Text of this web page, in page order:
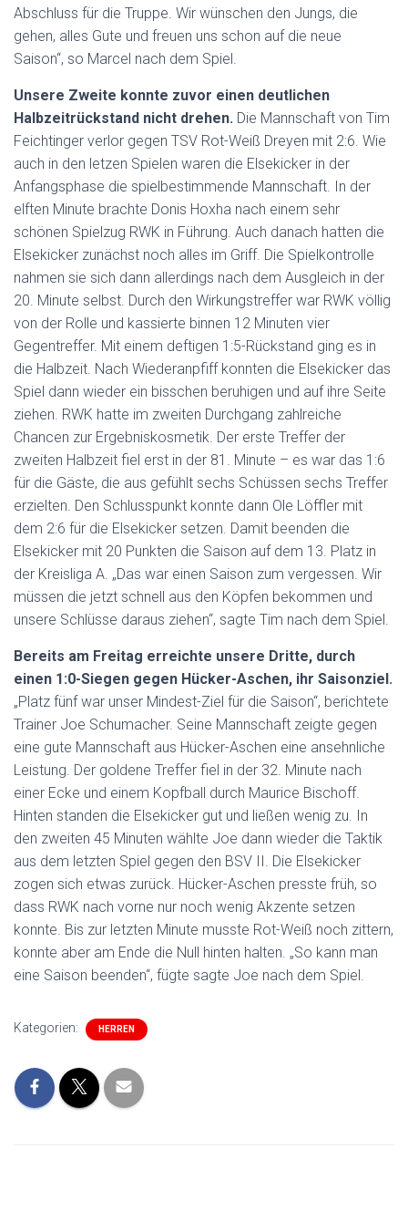
Abschluss für die Truppe. Wir wünschen den Jungs, die
gehen, alles Gute und freuen uns schon auf die neue
Saison“, so Marcel nach dem Spiel.
Unsere Zweite konnte zuvor einen deutlichen
Halbzeitrückstand nicht drehen. Die Mannschaft von Tim
Feichtinger verlor gegen TSV Rot-Weiß Dreyen mit 2:6. Wie
auch in den letzen Spielen waren die Elsekicker in der
Anfangsphase die spielbestimmende Mannschaft. In der
elften Minute brachte Donis Hoxha nach einem sehr
schönen Spielzug RWK in Führung. Auch danach hatten die
Elsekicker zunächst noch alles im Griff. Die Spielkontrolle
nahmen sie sich dann allerdings nach dem Ausgleich in der
20. Minute selbst. Durch den Wirkungstreffer war RWK völlig
von der Rolle und kassierte binnen 12 Minuten vier
Gegentreffer. Mit einem deftigen 1:5-Rückstand ging es in
die Halbzeit. Nach Wiederanpfiff konnten die Elsekicker das
Spiel dann wieder ein bisschen beruhigen und auf ihre Seite
ziehen. RWK hatte im zweiten Durchgang zahlreiche
Chancen zur Ergebniskosmetik. Der erste Treffer der
zweiten Halbzeit fiel erst in der 81. Minute – es war das 1:6
für die Gäste, die aus gefühlt sechs Schüssen sechs Treffer
erzielten. Den Schlusspunkt konnte dann Ole Löffler mit
dem 2:6 für die Elsekicker setzen. Damit beenden die
Elsekicker mit 20 Punkten die Saison auf dem 13. Platz in
der Kreisliga A. „Das war einen Saison zum vergessen. Wir
müssen die jetzt schnell aus den Köpfen bekommen und
unsere Schlüsse daraus ziehen“, sagte Tim nach dem Spiel.
Bereits am Freitag erreichte unsere Dritte, durch
einen 1:0-Siegen gegen Hücker-Aschen, ihr Saisonziel.
„Platz fünf war unser Mindest-Ziel für die Saison“, berichtete
Trainer Joe Schumacher. Seine Mannschaft zeigte gegen
eine gute Mannschaft aus Hücker-Aschen eine ansehnliche
Leistung. Der goldene Treffer fiel in der 32. Minute nach
einer Ecke und einem Kopfball durch Maurice Bischoff.
Hinten standen die Elsekicker gut und ließen wenig zu. In
den zweiten 45 Minuten wählte Joe dann wieder die Taktik
aus dem letzten Spiel gegen den BSV II. Die Elsekicker
zogen sich etwas zurück. Hücker-Aschen presste früh, so
dass RWK nach vorne nur noch wenig Akzente setzen
konnte. Bis zur letzten Minute musste Rot-Weiß noch zittern,
konnte aber am Ende die Null hinten halten. „So kann man
eine Saison beenden“, fügte sagte Joe nach dem Spiel.
Kategorien: HERREN